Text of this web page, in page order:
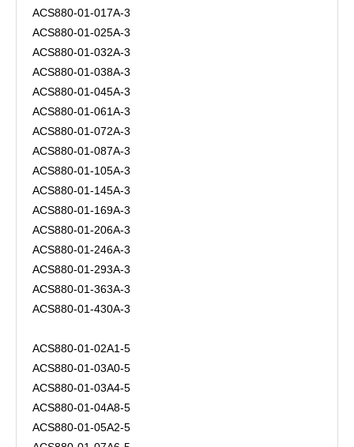
ACS880-01-017A-3
ACS880-01-025A-3
ACS880-01-032A-3
ACS880-01-038A-3
ACS880-01-045A-3
ACS880-01-061A-3
ACS880-01-072A-3
ACS880-01-087A-3
ACS880-01-105A-3
ACS880-01-145A-3
ACS880-01-169A-3
ACS880-01-206A-3
ACS880-01-246A-3
ACS880-01-293A-3
ACS880-01-363A-3
ACS880-01-430A-3
ACS880-01-02A1-5
ACS880-01-03A0-5
ACS880-01-03A4-5
ACS880-01-04A8-5
ACS880-01-05A2-5